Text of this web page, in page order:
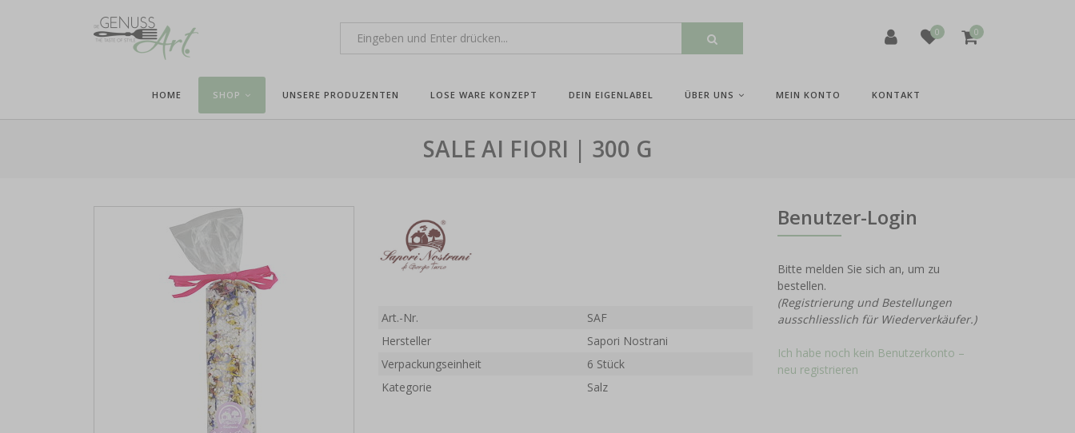
0 0
HOME SHOP UNSERE PRODUZENTEN LOSE WARE KONZEPT DEIN EIGENLABEL ÜBER UNS MEIN KONTO KONTAKT
SALE AI FIORI | 300 G
Art.-Nr.
SAF
Hersteller
Sapori Nostrani
Verpackungseinheit
6 Stück
Kategorie
Salz
Benutzer-Login
Bitte melden Sie sich an, um zu
bestellen.
(Registrierung und Bestellungen
ausschliesslich für Wiederverkäufer.)
Ich habe noch kein Benutzerkonto –
neu registrieren